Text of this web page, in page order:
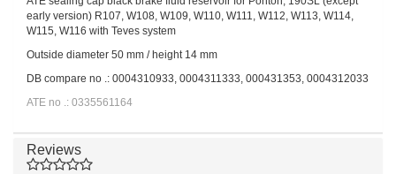
early version) R107, W108, W109, W110, W111, W112, W113, W114,
W115, W116 with Teves system
Outside diameter 50 mm / height 14 mm
DB compare no .: 0004310933, 0004311333, 000431353, 0004312033
ATE no .: 0335561164
Reviews